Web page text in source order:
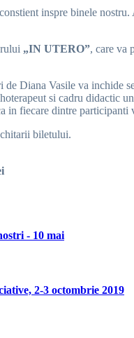
inspre binele
„IN UTERO”, care va
Diana Vasile va inchide
si cadru didactic
fiecare dintre
biletului.
- 10 mai
2-3 octombrie 2019